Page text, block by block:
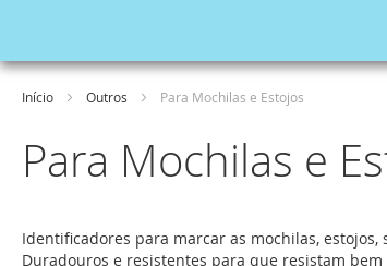
Início Outros Para Mochilas e Estojos
Para Mochilas e
Identificadores para marcar as mochilas, estojos,
Duradouros e resistentes para que resistam